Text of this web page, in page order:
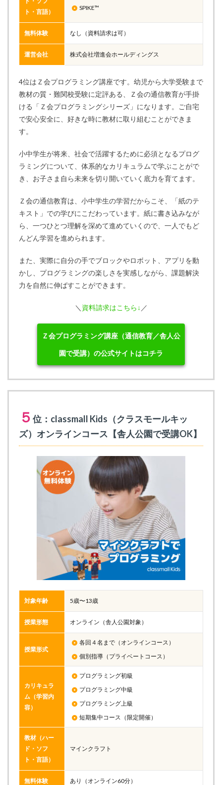
ト・言語）
SPIKE™
無料体験 なし（資料請求は可）
運営会社 株式会社増進会ホールディングス
4位はＺ会プログラミング講座です。幼児から大学受験まで
教材の質・難関校受験に定評ある、Ｚ会の通信教育が手掛
ける「Ｚ会プログラミングシリーズ」になります。ご自宅
で安心安全に、好きな時に教材に取り組むことができま
す。
小中学生が将来、社会で活躍するために必須となるプログ
ラミングについて、体系的なカリキュラムで学ぶことがで
き、お子さま自ら未来を切り開いていく底力を育てます。
Ｚ会の通信教育は、小中学生の学習だからこそ、「紙のテ
キスト」での学びにこだわっています。紙に書き込みなが
ら、一つひとつ理解を深めて進めていくので、一人でもど
んどん学習を進められます。
また、実際に自分の手でブロックやロボット、アプリを動
かし、プログラミングの楽しさを実感しながら、課題解決
力を自然に伸ばすことができます。
＼ 資料請求はこちら↓ ／
Ｚ会プログラミング講座（通信教育／舎人公
園で受講）の公式サイトはコチラ
５ 位：classmall Kids（クラスモールキッ
ズ）オンラインコース【舎人公園で受講OK】
対象年齢 5歳〜13歳
授業形態 オンライン（舎人公園対象）
授業形式
各回４名まで（オンラインコース）
個別指導（プライベートコース）
カリキュラ
ム（学習内
容）
プログラミング初級
プログラミング中級
プログラミング上級
短期集中コース（限定開催）
教材（ハー
ド・ソフ
ト・言語）
マインクラフト
無料体験 あり（オンライン60分）